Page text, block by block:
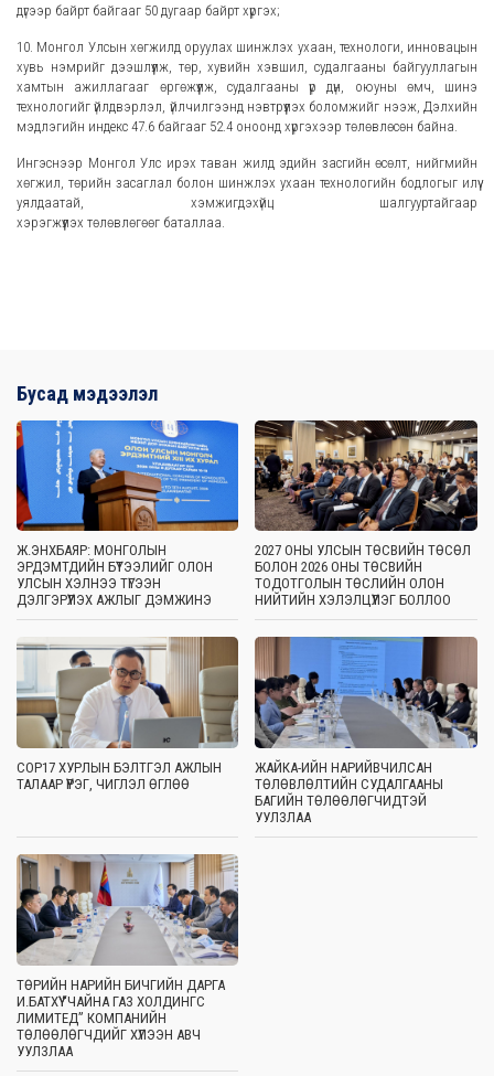
дүгээр байрт байгааг 50 дугаар байрт хүргэх;
10. Монгол Улсын хөгжилд оруулах шинжлэх ухаан, технологи, инновацын
хувь нэмрийг дээшлүүлж, төр, хувийн хэвшил, судалгааны байгууллагын
хамтын ажиллагааг өргөжүүлж, судалгааны үр дүн, оюуны өмч, шинэ
технологийг үйлдвэрлэл, үйлчилгээнд нэвтрүүлэх боломжийг нээж, Дэлхийн
мэдлэгийн индекс 47.6 байгааг 52.4 оноонд хүргэхээр төлөвлөсөн байна.
Ингэснээр Монгол Улс ирэх таван жилд эдийн засгийн өсөлт, нийгмийн
хөгжил, төрийн засаглал болон шинжлэх ухаан технологийн бодлогыг илүү
уялдаатай, хэмжигдэхүйц шалгууртайгаар
хэрэгжүүлэх төлөвлөгөөг баталлаа.
Бусад мэдээлэл
Ж.ЭНХБАЯР: МОНГОЛЫН
ЭРДЭМТДИЙН БҮТЭЭЛИЙГ ОЛОН
УЛСЫН ХЭЛНЭЭ ТҮГЭЭН
ДЭЛГЭРҮҮЛЭХ АЖЛЫГ ДЭМЖИНЭ
2027 ОНЫ УЛСЫН ТӨСВИЙН ТӨСӨЛ
БОЛОН 2026 ОНЫ ТӨСВИЙН
ТОДОТГОЛЫН ТӨСЛИЙН ОЛОН
НИЙТИЙН ХЭЛЭЛЦҮҮЛЭГ БОЛЛОО
COP17 ХУРЛЫН БЭЛТГЭЛ АЖЛЫН
ТАЛААР ҮҮРЭГ, ЧИГЛЭЛ ӨГЛӨӨ
ЖАЙКА-ИЙН НАРИЙВЧИЛСАН
ТӨЛӨВЛӨЛТИЙН СУДАЛГААНЫ
БАГИЙН ТӨЛӨӨЛӨГЧИДТЭЙ
УУЛЗЛАА
ТӨРИЙН НАРИЙН БИЧГИЙН ДАРГА
И.БАТХҮҮ “ЧАЙНА ГАЗ ХОЛДИНГС
ЛИМИТЕД” КОМПАНИЙН
ТӨЛӨӨЛӨГЧДИЙГ ХҮЛЭЭН АВЧ
УУЛЗЛАА